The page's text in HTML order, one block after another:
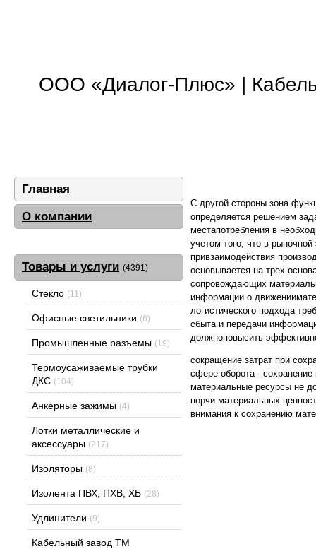
ООО «Диалог-Плюс» |
Главная
О компании
Товары и услуги (4391)
Стекло (11)
Офисные светильники (6)
Промышленные разъемы (19)
Термоусаживаемые трубки
ДКС (104)
Анкерные зажимы (4)
Лотки металлические и
аксессуары (217)
Изоляторы (8)
Изолента ПВХ, ПХВ, ХБ (28)
Удлинители (9)
Кабельный завод ТМ
С другой стороны зона
определяется решением
местапотребления в
учетом того, что в рыночной
привзаимодействия
основывается на трех
сопровождающих
информации о
логистического подхода
сбыта и передачи
должноповысить
сокращение затрат при
сфере оборота -
материальные ресурсы не
порчи материальных
внимания к сохранению